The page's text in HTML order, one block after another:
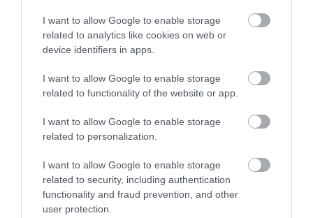
I want to allow Google to enable storage
related to analytics like cookies on web or
device identifiers in apps.
I want to allow Google to enable storage
related to functionality of the website or app.
I want to allow Google to enable storage
related to personalization.
I want to allow Google to enable storage
related to security, including authentication
functionality and fraud prevention, and other
user protection.
Ennyit költenek évente a feketeöves luxusimádók
A luxuspiac újra növekszik, ugyanakkor látványosan átalakult,
mire hajlandók vagyonokat költeni a legtehetősebb vásárlók. A
feltűnő logók és könnyen felismerhető státuszszimbólumok helyett